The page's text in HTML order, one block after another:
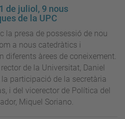
de juliol, 9 nous
de la UPC
la presa de possessió de nou
a nous catedràtics i
diferents àrees de coneixement.
de la Universitat, Daniel
participació de la secretària
i del vicerector de Política del
Miquel Soriano.